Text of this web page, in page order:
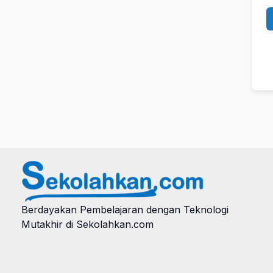
Berdayakan Pembelajaran dengan Teknologi
Mutakhir di Sekolahkan.com